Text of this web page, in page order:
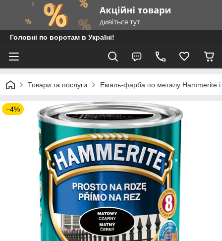
Головні по воротам в Україні!
Товари та послуги Емаль-фарба по металу Hammerite і
–4%